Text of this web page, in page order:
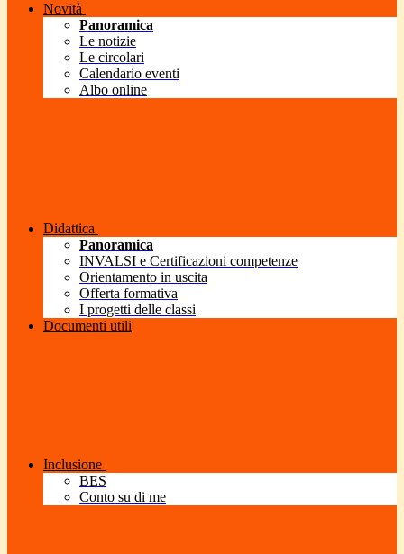
Novità
Panoramica
Le notizie
Le circolari
Calendario eventi
Albo online
Didattica
Panoramica
INVALSI e Certificazioni competenze
Orientamento in uscita
Offerta formativa
I progetti delle classi
Documenti utili
Inclusione
BES
Conto su di me